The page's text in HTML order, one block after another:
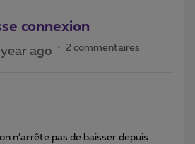
connexion
ago 2 commentaires
n’arrête pas de baisser depuis